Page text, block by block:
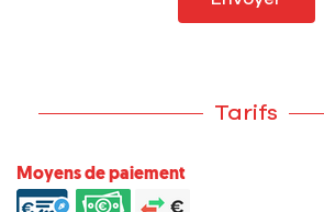
Tarifs
Moyens de paiement